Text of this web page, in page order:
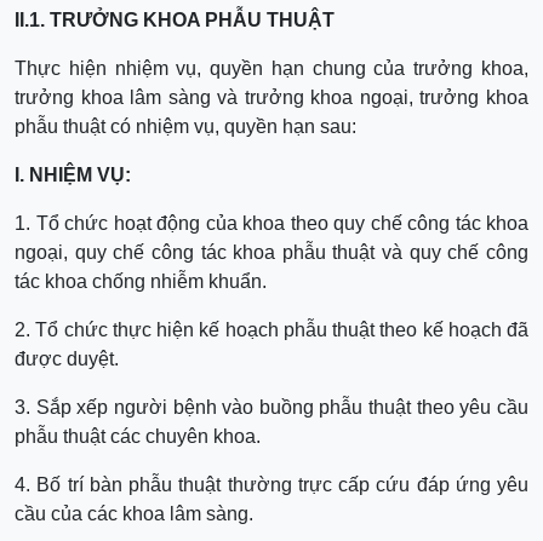
II.1. TRƯỞNG KHOA PHẪU THUẬT
Thực hiện nhiệm vụ, quyền hạn chung của trưởng khoa,
trưởng khoa lâm sàng và trưởng khoa ngoại, trưởng khoa
phẫu thuật có nhiệm vụ, quyền hạn sau:
I. NHIỆM VỤ:
1. Tổ chức hoạt động của khoa theo quy chế công tác khoa
ngoại, quy chế công tác khoa phẫu thuật và quy chế công
tác khoa chống nhiễm khuẩn.
2. Tổ chức thực hiện kế hoạch phẫu thuật theo kế hoạch đã
được duyệt.
3. Sắp xếp người bệnh vào buồng phẫu thuật theo yêu cầu
phẫu thuật các chuyên khoa.
4. Bố trí bàn phẫu thuật thường trực cấp cứu đáp ứng yêu
cầu của các khoa lâm sàng.